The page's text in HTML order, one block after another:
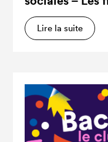
Lire la suite